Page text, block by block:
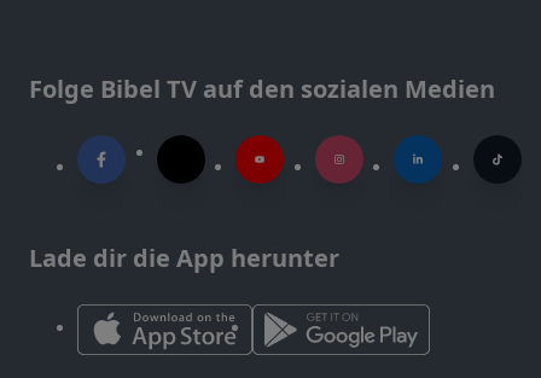
Folge Bibel TV auf den sozialen Medien
Lade dir die App herunter